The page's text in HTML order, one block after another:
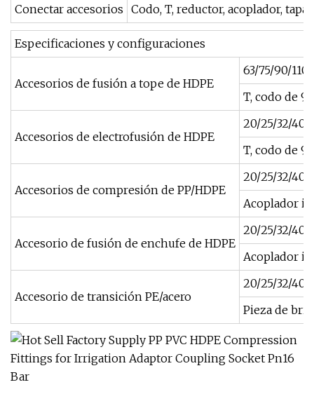
Conectar accesorios Codo, T, reductor, acoplador,
Especificaciones y configuraciones
Accesorios de fusión a tope de HDPE
63/75/90/
T, codo de
Accesorios de electrofusión de HDPE
20/25/32/40/
T, codo de
Accesorios de compresión de PP/HDPE
20/25/32/40/
Acoplador
Accesorio de fusión de enchufe de HDPE
20/25/32/40/
Acoplador
Accesorio de transición PE/acero
20/25/32/40/
Pieza de